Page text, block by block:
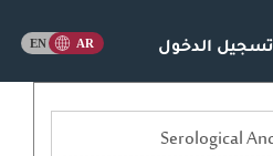
تسجيل الدخول